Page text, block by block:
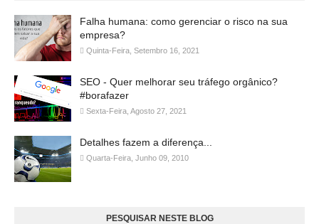
Falha humana: como gerenciar o risco na sua
empresa?
Quinta-Feira, Setembro 16, 2021
SEO - Quer melhorar seu tráfego orgânico?
#borafazer
Sexta-Feira, Agosto 27, 2021
Detalhes fazem a diferença...
Quarta-Feira, Junho 09, 2010
PESQUISAR NESTE BLOG